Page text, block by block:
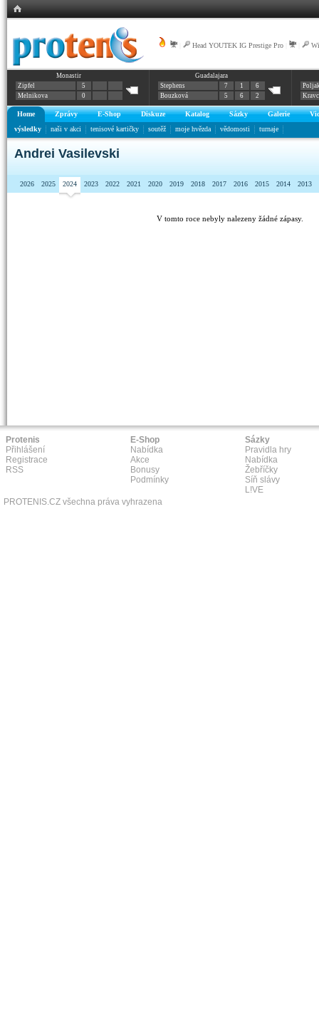
Head YOUTEK IG Prestige Pro
Monastir
Zipfel
5
Melnikova
0
Guadalajara
Stephens
7 1
6
Bouzková
5 6 2
Home Zprávy E-Shop Diskuze Katalog Sázky Galerie
výsledky
naši v akci tenisové kartičky soutěž moje hvězda vědomosti turnaje
Andrei Vasilevski
2026 2025 2024 2023 2022 2021 2020 2019 2018 2017 2016 2015 2014 2013
V tomto roce nebyly nalezeny žádné zápasy.
Protenis
Přihlášení
Registrace
RSS
E-Shop
Nabídka
Akce
Bonusy
Podmínky
Sázky
Pravidla hry
Nabídka
Žebříčky
Síň slávy
L!VE
PROTENIS.CZ všechna práva vyhrazena